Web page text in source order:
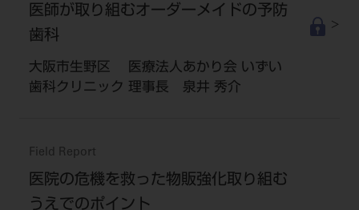
医師が取り組むオーダーメイドの予防
歯科
大阪市生野区 医療法人あかり会 いずい
歯科クリニック 理事長 泉井 秀介
Field Report
医院の危機を救った物販強化取り組む
うえでのポイント